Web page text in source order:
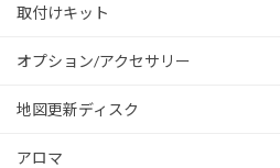
取付けキット
オプション/アクセサリー
地図更新ディスク
アロマ